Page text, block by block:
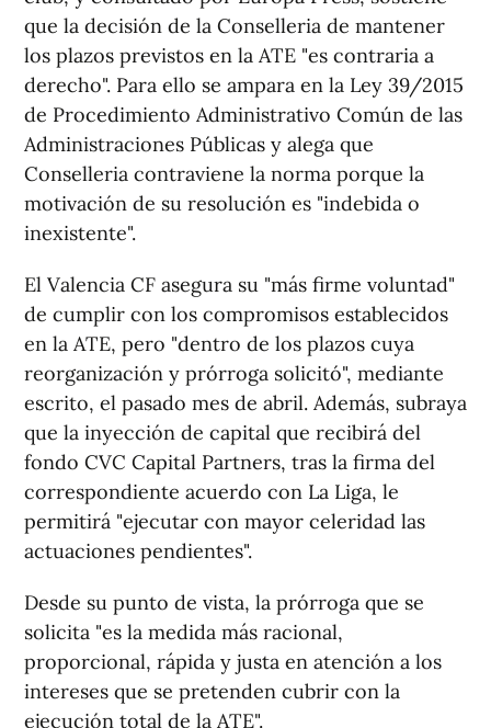
que la decisión de la Conselleria de mantener
los plazos previstos en la ATE "es contraria a
derecho". Para ello se ampara en la Ley 39/2015
de Procedimiento Administrativo Común de las
Administraciones Públicas y alega que
Conselleria contraviene la norma porque la
motivación de su resolución es "indebida o
inexistente".
El Valencia CF asegura su "más firme voluntad"
de cumplir con los compromisos establecidos
en la ATE, pero "dentro de los plazos cuya
reorganización y prórroga solicitó", mediante
escrito, el pasado mes de abril. Además, subraya
que la inyección de capital que recibirá del
fondo CVC Capital Partners, tras la firma del
correspondiente acuerdo con La Liga, le
permitirá "ejecutar con mayor celeridad las
actuaciones pendientes".
Desde su punto de vista, la prórroga que se
solicita "es la medida más racional,
proporcional, rápida y justa en atención a los
intereses que se pretenden cubrir con la
ejecución total de la ATE".